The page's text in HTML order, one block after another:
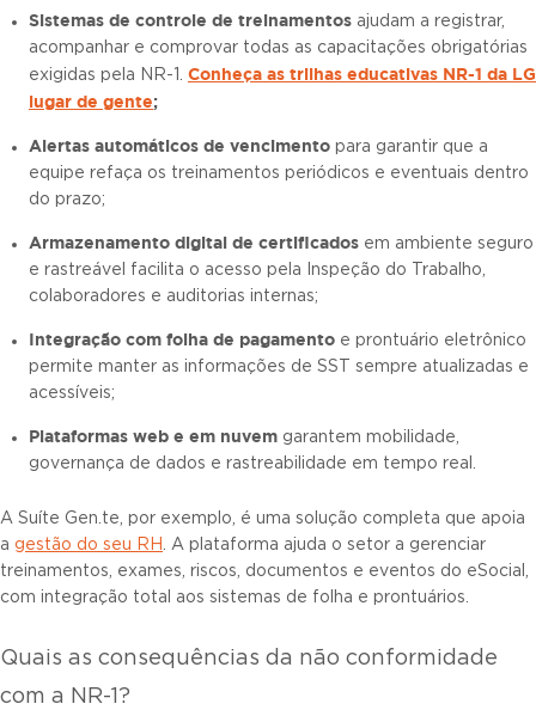
Sistemas de controle de treinamentos ajudam a registrar,
acompanhar e comprovar todas as capacitações obrigatórias
exigidas pela NR-1. Conheça as trilhas educativas NR-1 da LG
lugar de gente;
Alertas automáticos de vencimento para garantir que a
equipe refaça os treinamentos periódicos e eventuais dentro
do prazo;
Armazenamento digital de certificados em ambiente seguro
e rastreável facilita o acesso pela Inspeção do Trabalho,
colaboradores e auditorias internas;
Integração com folha de pagamento e prontuário eletrônico
permite manter as informações de SST sempre atualizadas e
acessíveis;
Plataformas web e em nuvem garantem mobilidade,
governança de dados e rastreabilidade em tempo real.
A Suíte Gen.te, por exemplo, é uma solução completa que apoia
a gestão do seu RH. A plataforma ajuda o setor a gerenciar
treinamentos, exames, riscos, documentos e eventos do eSocial,
com integração total aos sistemas de folha e prontuários.
Quais as consequências da não conformidade
com a NR-1?